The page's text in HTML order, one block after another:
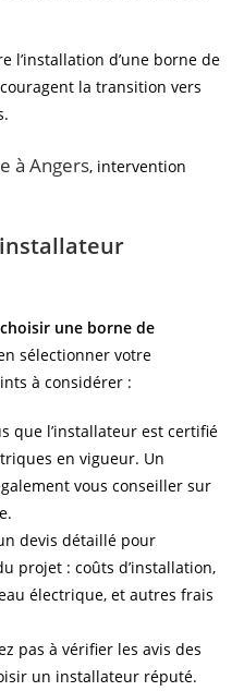
l’installation d’une borne de
la transition vers
à Angers, intervention
une borne de
sélectionner votre
à considérer :
que l’installateur est certifié
en vigueur. Un
vous conseiller sur
devis détaillé pour
projet : coûts d’installation,
électrique, et autres frais
pas à vérifier les avis des
un installateur réputé.